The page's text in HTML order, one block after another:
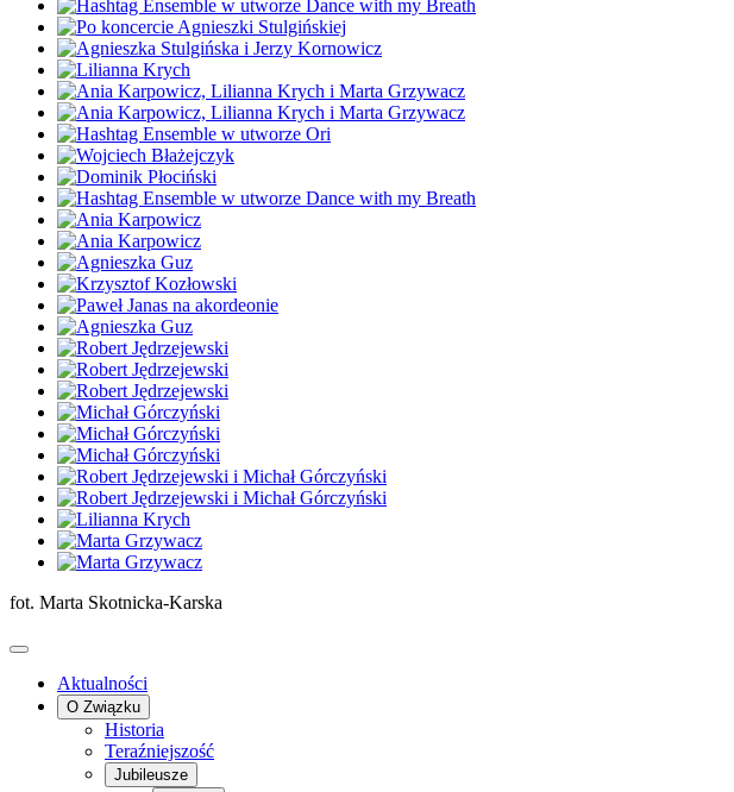
fot. Marta Skotnicka-Karska
Aktualności
O Związku
Historia
Teraźniejszość
Jubileusze